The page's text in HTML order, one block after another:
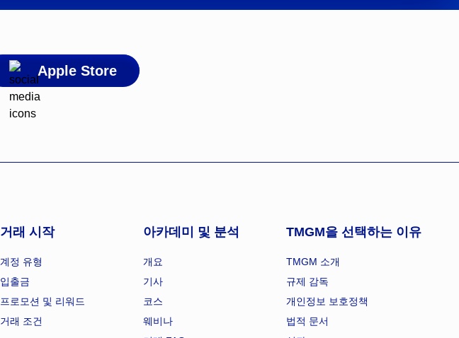
Apple Store
거래 시작
계정 유형
입출금
프로모션 및 리워드
거래 조건
아카데미 및 분석
개요
기사
코스
웨비나
TMGM을 선택하는 이유
TMGM 소개
규제 감독
개인정보 보호정책
법적 문서